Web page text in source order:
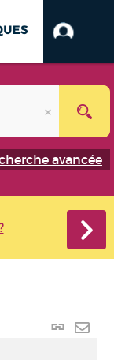
avancée
Lien